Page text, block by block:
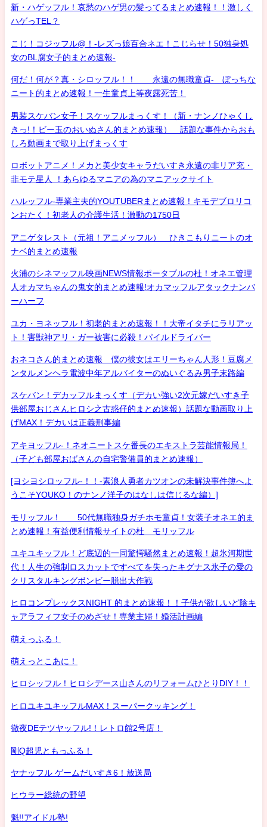
新・ハゲッフル！哀愁のハゲ男の髪ってるまとめ速報！！激しく
ハゲっTEL？
こじ！コジッフル@！-レズっ娘百合ネエ！こじらせ！50独身処
女のBL腐女子的まとめ速報-
何だ！何が？真・シロッフル！！ 永遠の無職童貞- ぼっちな
ニート的まとめ速報！一生童貞上等夜露死苦！
男装スケバン女子！スケッフルまっくす！（新・ナンノひゃくし
きっ!！ビー玉のおいぬさん的まとめ速報） 話題な事件からおも
しろ動画まで取り上げまっくす
ロボットアニメ！メカと美少女キャラだいすき永遠の非リア充・
非モテ星人 ！あらゆるマニアの為のマニアックサイト
ハルッフル-専業主夫的YOUTUBERまとめ速報！キモデブロリコ
ンおたく！初老人の介護生活！激動の1750日
アニゲタレスト（元祖！アニメッフル） ひきこもりニートのオ
ナベ的まとめ速報
火浦のシネマッフル映画NEWS情報ポータブルの杜！オネエ管理
人オカマちゃんの鬼女的まとめ速報!オカマッフルアタックナンバ
ーハーフ
ユカ・ヨネッフル！初老的まとめ速報！！大帝イタチにラリアッ
ト！害獣神アリ・ガー被害に必殺！パイルドライバー
おネコさん的まとめ速報 僕の彼女はエリーちゃん人形！豆腐メ
ンタルメンヘラ電波中年アルバイターのぬいぐるみ男子末路編
スケバン！デカッフルまっくす（デカい強い2次元嫁だいすき子
供部屋おじさんヒロシ之古惑仔的まとめ速報）話題な動画取り上
げMAX！デカいは正義刑事編
アキヨッフル-！ネオニートスケ番長のエキストラ芸能情報局！
（子ども部屋おばさんの自宅警備員的まとめ速報）
[ヨシヨシロッフル-！！-素浪人勇者カツオンの未解決事件簿へよ
うこそYOUKO！のナンノ洋子のはなしは信じるな編）]
モリッフル！ 50代無職独身ガチホモ童貞！女装子オネエ的ま
とめ速報！有益便利情報サイトの杜 モリッフル
ユキユキッフル！ど底辺的一同驚愕騒然まとめ速報！超氷河期世
代！人生の強制ロスカットですべてを失ったキグナス氷子の愛の
クリスタルキングボンビー脱出大作戦
ヒロコンプレックスNIGHT 的まとめ速報！！子供が欲しいど陰キ
ャアラフィフ女子のめざせ！専業主婦！婚活計画編
萌えっふる！
萌えっとこあに！
ヒロシッフル！ヒロシデース山さんのリフォームひとりDIY！！
ヒロユキユキッフルMAX！スーパークッキング！
徹夜DEテツヤッフル!！レトロ館2号店！
剛Q超児ともっふる！
ヤナッフル ゲームだいすき6！放送局
ヒウラー総統の野望
魁!!アイドル塾!